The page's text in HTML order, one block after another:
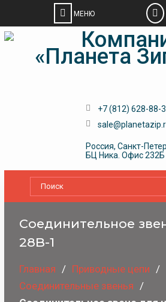
Skip
+7 (812) 628-88-
Россия, Санкт-
БЦ Ника. Офис 232Б
Соединительное
28B-1
Главная
Приводные цепи
Соединительные звенья